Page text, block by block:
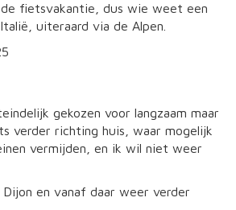
fietsvakantie, dus wie weet een
uiteraard via de Alpen.
gekozen voor langzaam maar
verder richting huis, waar mogelijk
vermijden, en ik wil niet weer
en vanaf daar weer verder